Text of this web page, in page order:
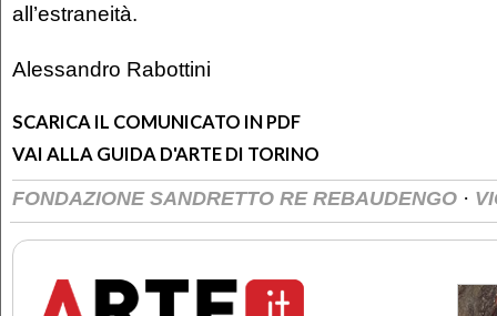
all’estraneità.
Alessandro Rabottini
SCARICA IL COMUNICATO IN PDF
VAI ALLA GUIDA D'ARTE DI TORINO
FONDAZIONE SANDRETTO RE REBAUDENGO ·